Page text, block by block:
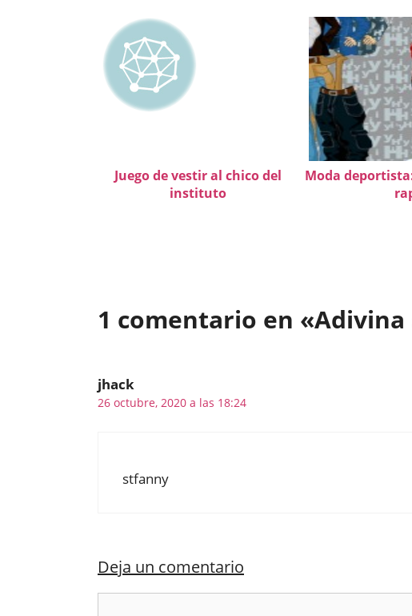
Juego de vestir al chico del
instituto
Moda
1 comentario en
jhack
26 octubre, 2020 a las 18:24
stfanny
Deja un comentario